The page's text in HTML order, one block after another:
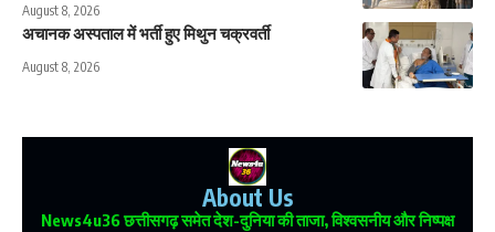
August 8, 2026
अचानक अस्पताल में भर्ती हुए मिथुन चक्रवर्ती
August 8, 2026
About Us
News4u36छत्तीसगढ़ समेत देश-दुनिया की ताजा, विश्वसनीय और निष्पक्ष